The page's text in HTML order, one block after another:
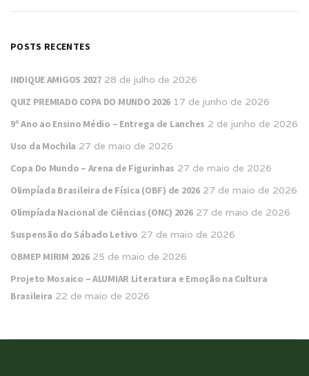
POSTS RECENTES
INDIQUE AMIGOS 2027 28 de julho de 2026
QUIZ PREMIADO COPA DO MUNDO 2026 17 de junho de 2026
9º Ano ao Ensino Médio – Entrega de Lanches 2 de junho de 2026
Uso da Mochila 27 de maio de 2026
Copa Do Mundo – Arena de Figurinhas 27 de maio de 2026
Olimpíada Brasileira de Física (OBF) de 2026 27 de maio de 2026
Olimpíada Nacional de Ciências (ONC) 2026 27 de maio de 2026
Suspensão do Sábado Letivo 27 de maio de 2026
OBMEP MIRIM 2026 25 de maio de 2026
Projeto Mosaico – ALUMIAR Literatura e Emoção na Cultura
Brasileira 22 de maio de 2026